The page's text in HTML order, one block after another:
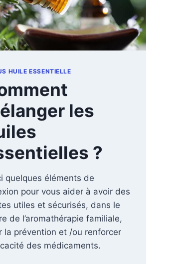
HUILE ESSENTIELLE
les
?
quelques éléments de
pour vous aider à avoir des
utiles et sécurisés, dans le
de l’aromathérapie familiale,
la prévention et /ou renforcer
des médicaments.